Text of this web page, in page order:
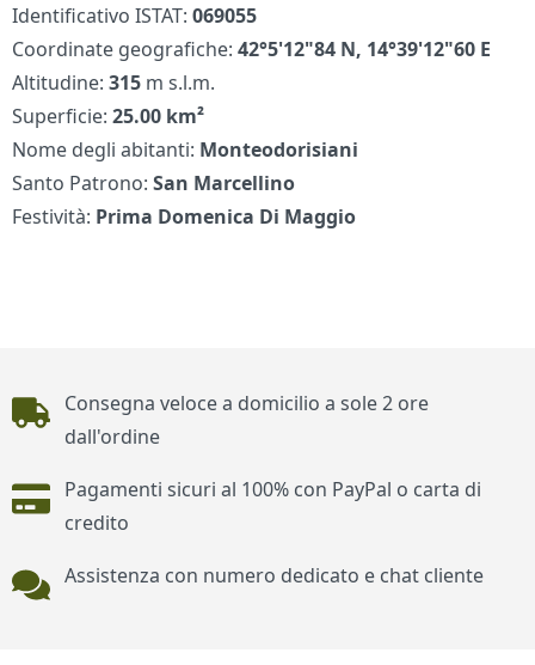
Identificativo ISTAT:069055
Coordinate geografiche:42°5'12"84 N, 14°39'12"60 E
Altitudine:315 m s.l.m.
Superficie:25.00 km²
Nome degli abitanti: Monteodorisiani
Santo Patrono:San Marcellino
Festività: Prima Domenica Di Maggio
Piè di pagina
Consegna veloce a domicilio a sole 2 ore
dall'ordine
Pagamenti sicuri al 100% con PayPal o carta di
credito
Assistenza con numero dedicato e chat cliente